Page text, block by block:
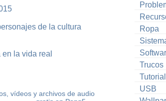
de la cultura
la vida real
vídeos y archivos de audio
Ropa
Trucos
USB